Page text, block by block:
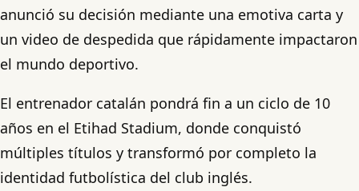
anunció su decisión mediante una emotiva carta y
un video de despedida que rápidamente impactaron
el mundo deportivo.
El entrenador catalán pondrá fin a un ciclo de 10
años en el Etihad Stadium, donde conquistó
múltiples títulos y transformó por completo la
identidad futbolística del club inglés.